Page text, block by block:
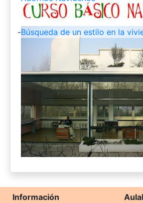
-Búsqueda de un estilo en la
Información